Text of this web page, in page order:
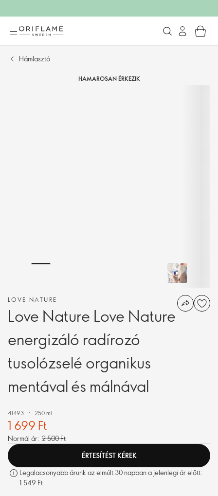
Hámlasztó
HAMAROSAN ÉRKEZIK
LOVE NATURE
Love Nature Love Nature
energizáló radírozó
tusolózselé organikus
mentával és málnával
41493 250 ml
1 699 Ft
Normál ár: 2 500 Ft
ÉRTESÍTÉST KÉREK
Legalacsonyabb árunk az elmúlt 30 napban a jelenlegi ár előtt:
1 549 Ft